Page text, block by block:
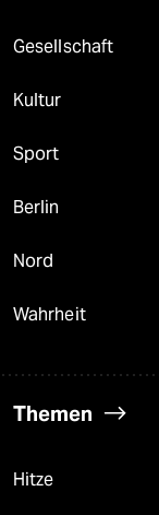
Gesellschaft
Kultur
Sport
Berlin
Nord
Wahrheit
Themen
Hitze